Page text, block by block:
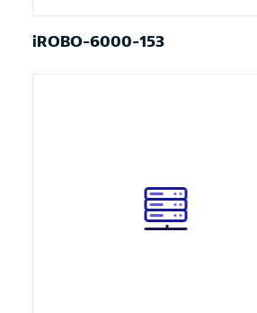
iROBO-6000-153